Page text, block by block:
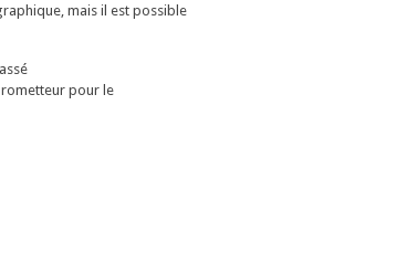
mais il est possible
pour le